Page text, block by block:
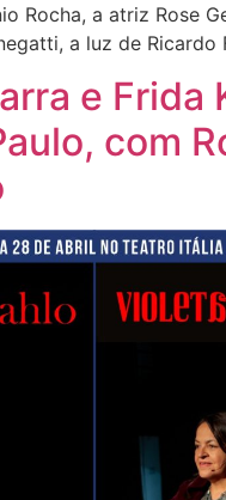
Rocha, a atriz Rose
a luz de Ricardo
e Frida
com